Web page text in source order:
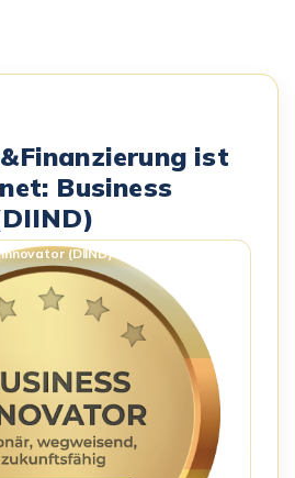
ist
Business
Innovator (DIIND) – Siegel